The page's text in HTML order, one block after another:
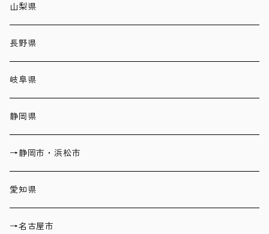
山梨県
長野県
岐阜県
静岡県
→静岡市・浜松市
愛知県
→名古屋市